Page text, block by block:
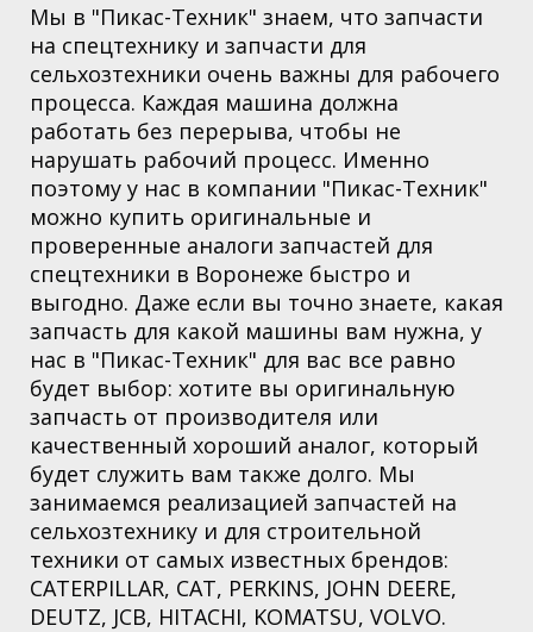
Мы в "Пикас-Техник" знаем, что запчасти
на спецтехнику и запчасти для
сельхозтехники очень важны для рабочего
процесса. Каждая машина должна
работать без перерыва, чтобы не
нарушать рабочий процесс. Именно
поэтому у нас в компании "Пикас-Техник"
можно купить оригинальные и
проверенные аналоги запчастей для
спецтехники в Воронеже быстро и
выгодно. Даже если вы точно знаете, какая
запчасть для какой машины вам нужна, у
нас в "Пикас-Техник" для вас все равно
будет выбор: хотите вы оригинальную
запчасть от производителя или
качественный хороший аналог, который
будет служить вам также долго. Мы
занимаемся реализацией запчастей на
сельхозтехнику и для строительной
техники от самых известных брендов:
CATERPILLAR, CAT, PERKINS, JOHN DEERE,
DEUTZ, JCB, HITACHI, KOMATSU, VOLVO.